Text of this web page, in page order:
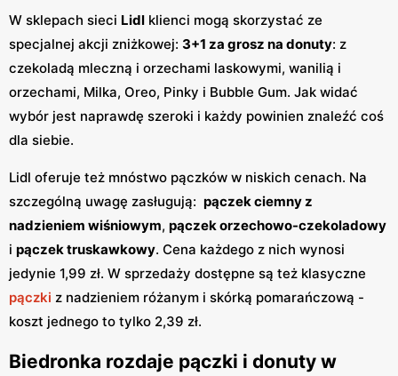
W sklepach sieci Lidl klienci mogą skorzystać ze
specjalnej akcji zniżkowej: 3+1 za grosz na donuty: z
czekoladą mleczną i orzechami laskowymi, wanilią i
orzechami, Milka, Oreo, Pinky i Bubble Gum. Jak widać
wybór jest naprawdę szeroki i każdy powinien znaleźć coś
dla siebie.
Lidl oferuje też mnóstwo pączków w niskich cenach. Na
szczególną uwagę zasługują: pączek ciemny z
nadzieniem wiśniowym, pączek orzechowo-czekoladowy
i pączek truskawkowy. Cena każdego z nich wynosi
jedynie 1,99 zł. W sprzedaży dostępne są też klasyczne
pączki z nadzieniem różanym i skórką pomarańczową -
koszt jednego to tylko 2,39 zł.
Biedronka rozdaje pączki i donuty w